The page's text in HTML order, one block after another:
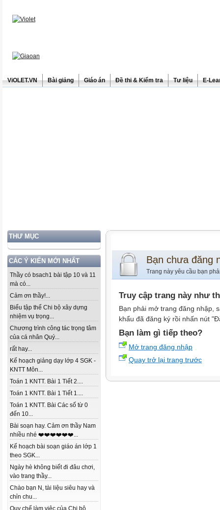
ViOLET.VN Bài giảng Giáo án Đề thi & Kiểm tra Tư liệu E-
THƯ MỤC
CÁC Ý KIẾN MỚI NHẤT
Thầy có bsach1 bài tập 10 và 11
mà có...
Cảm ơn thầy!...
Biểu tập thể Chi bộ xây dựng
nhiệm vụ trọng...
Chương trình công tác trọng tâm
của cá nhân Quý...
rất hay...
Kế hoạch giảng dạy lớp 4 SGK -
KNTT Môn...
Toán 1 KNTT. Bài 1 Tiết 2....
Toán 1 KNTT. Bài 1 Tiết 1....
Toán 1 KNTT. Bài Các số từ 0
đến 10...
Bài soạn hay. Cảm ơn thầy Nam
nhiều nhé ❤️❤️❤️❤️❤️❤️...
Kế hoạch bài soạn giáo án lớp 1
theo SGK...
Ngày hè không biết đi đâu chơi,
vào trang thầy...
Chào bạn N, tài liệu siêu hay và
chỉn chu...
Quy chế làm việc của Chi bộ
Bạn chưa đăng
Trang này yêu cầu bạn
Truy cập trang này như
Bạn phải mở trang đăng nhập,
khẩu đã đăng ký rồi nhấn nút
Bạn làm gì tiếp theo?
Mở trang đăng nhập
Quay trở lại trang trước